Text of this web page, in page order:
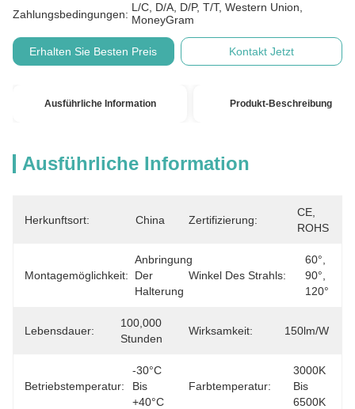
Zahlungsbedingungen:
L/C, D/A, D/P, T/T, Western Union,
MoneyGram
Erhalten Sie Besten Preis Kontakt Jetzt
Ausführliche Information Produkt-Beschreibung
Ausführliche Information
Herkunftsort: China Zertifizierung:
CE,
ROHS
Montagemöglichkeit:
Anbringung
Der
Halterung
Winkel Des Strahls:
60°,
90°,
120°
Lebensdauer:
100,000
Stunden
Wirksamkeit: 150lm/w
Betriebstemperatur:
-30°C
Bis
+40°C
Farbtemperatur:
3000K
Bis
6500K